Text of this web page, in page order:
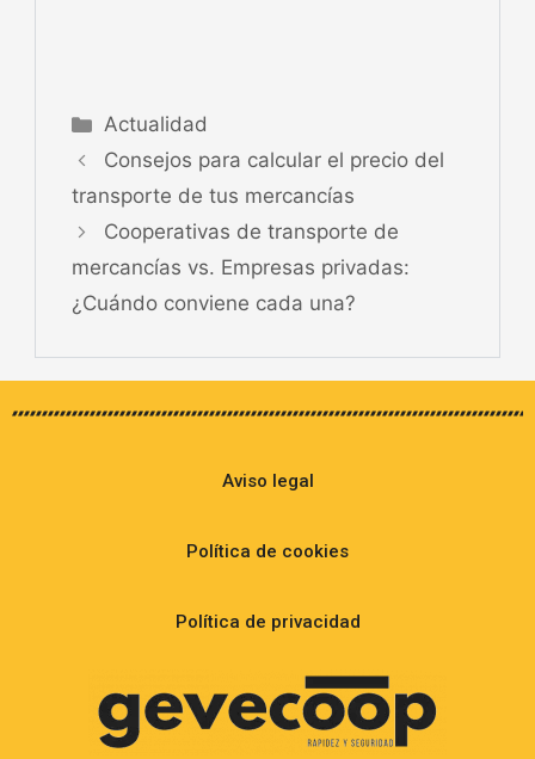
Actualidad
Consejos para calcular el precio del
transporte de tus mercancías
Cooperativas de transporte de
mercancías vs. Empresas privadas:
¿Cuándo conviene cada una?
Aviso legal
Política de cookies
Política de privacidad